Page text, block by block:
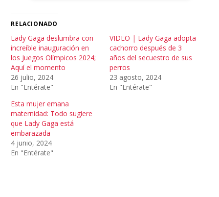
RELACIONADO
Lady Gaga deslumbra con
increíble inauguración en
los Juegos Olímpicos 2024;
Aquí el momento
26 julio, 2024
En "Entérate"
VIDEO | Lady Gaga adopta
cachorro después de 3
años del secuestro de sus
perros
23 agosto, 2024
En "Entérate"
Esta mujer emana
maternidad: Todo sugiere
que Lady Gaga está
embarazada
4 junio, 2024
En "Entérate"